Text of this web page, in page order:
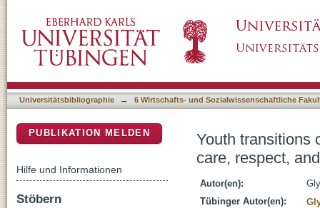
Universitätsbibliographie → 6 Wirtschafts- und Sozialwissenschaftliche
Youth transitions
care, respect,
Autor(en):
Tübinger Autor(en):
PUBLIKATION MELDEN
Hilfe und Informationen
Stöbern